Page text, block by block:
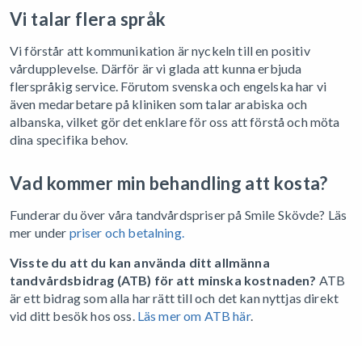
Vi talar flera språk
Vi förstår att kommunikation är nyckeln till en positiv
vårdupplevelse. Därför är vi glada att kunna erbjuda
flerspråkig service. Förutom svenska och engelska har vi
även medarbetare på kliniken som talar arabiska och
albanska, vilket gör det enklare för oss att förstå och möta
dina specifika behov.
Vad kommer min behandling att kosta?
Funderar du över våra tandvårdspriser på Smile Skövde? Läs
mer under priser och betalning.
Visste du att du kan använda ditt allmänna
tandvårdsbidrag (ATB) för att minska kostnaden? ATB
är ett bidrag som alla har rätt till och det kan nyttjas direkt
vid ditt besök hos oss. Läs mer om ATB här.